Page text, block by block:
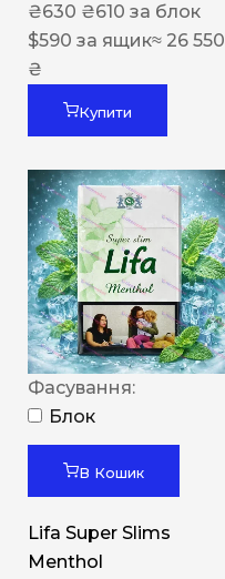
₴630 ₴610 за блок
$590 за ящик≈ 26 550
₴
Купити
Фасування:
Блок
В Кошик
Lifa Super Slims
Menthol